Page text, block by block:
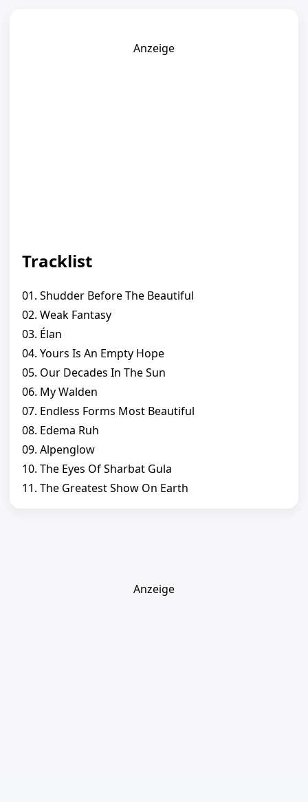
Anzeige
Tracklist
01. Shudder Before The Beautiful
02. Weak Fantasy
03. Élan
04. Yours Is An Empty Hope
05. Our Decades In The Sun
06. My Walden
07. Endless Forms Most Beautiful
08. Edema Ruh
09. Alpenglow
10. The Eyes Of Sharbat Gula
11. The Greatest Show On Earth
Anzeige